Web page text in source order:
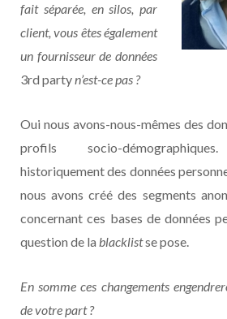
fait séparée, en silos, par
client, vous êtes également
un fournisseur de données
3rd partyn’est-ce pas ?
Oui nous avons-nous-mêmes des
profils socio-
historiquement des données
nous avons créé des segments
concernant ces bases de données
question de la blacklistse pose.
En somme ces changements
de votre part ?